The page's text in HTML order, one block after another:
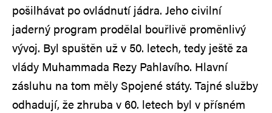
pošilhávat po ovládnutí jádra. Jeho civilní
jaderný program prodělal bouřlivě proměnlivý
vývoj. Byl spuštěn už v 50. letech, tedy ještě za
vlády Muhammada Rezy Pahlavího. Hlavní
zásluhu na tom měly Spojené státy. Tajné služby
odhadují, že zhruba v 60. letech byl v přísném